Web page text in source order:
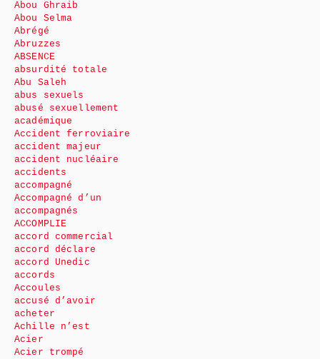
Abou Ghraib
Abou Selma
Abrégé
Abruzzes
ABSENCE
absurdité totale
Abu Saleh
abus sexuels
abusé sexuellement
académique
Accident ferroviaire
accident majeur
accident nucléaire
accidents
accompagné
Accompagné d’un
accompagnés
ACCOMPLIE
accord commercial
accord déclare
accord Unedic
accords
Accoules
accusé d’avoir
acheter
Achille n’est
Acier
Acier trompé